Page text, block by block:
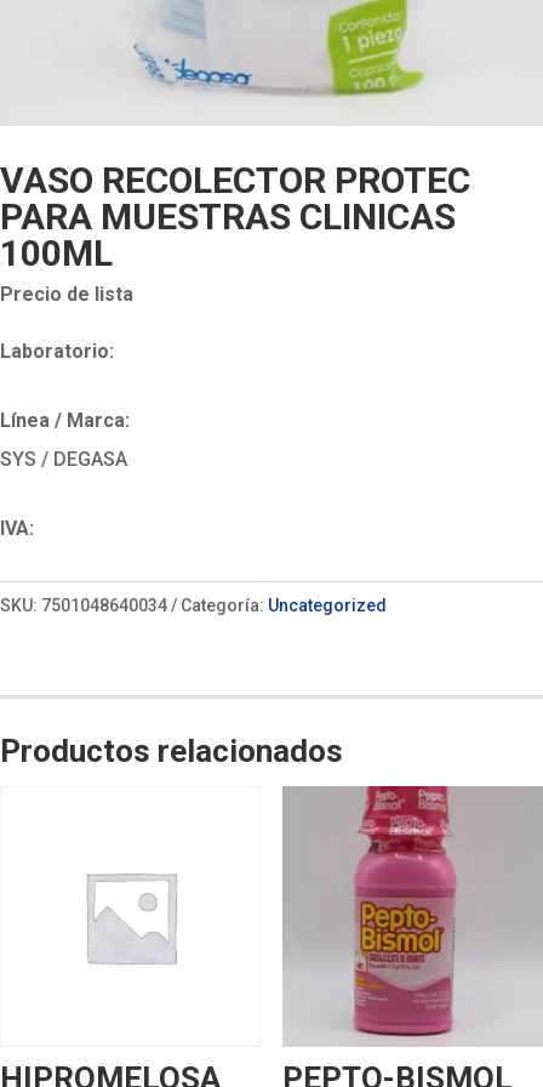
VASO RECOLECTOR PROTEC
PARA MUESTRAS CLINICAS
100ML
Precio de lista
Laboratorio:
Línea / Marca:
SYS / DEGASA
IVA:
SKU: 7501048640034 Categoría: Uncategorized
Productos relacionados
HIPROMELOSA PEPTO-BISMOL